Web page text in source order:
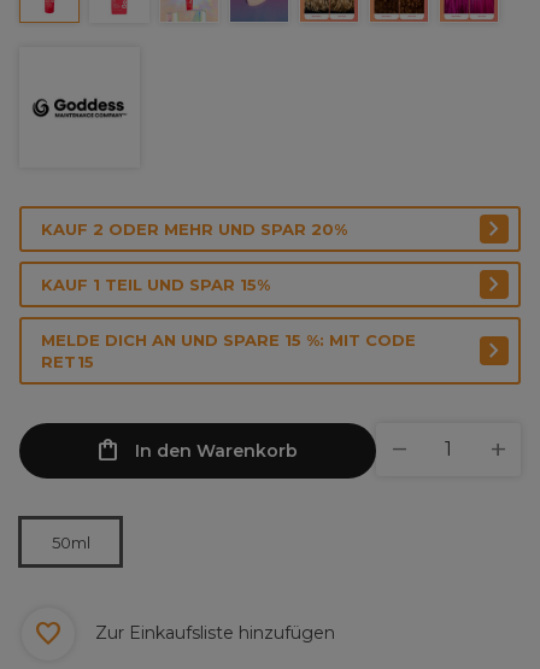
KAUF 2 ODER MEHR UND SPAR 20%
KAUF 1 TEIL UND SPAR 15%
MELDE DICH AN UND SPARE 15 %: MIT CODE
RET15
In den Warenkorb
50ml
Zur Einkaufsliste hinzufügen